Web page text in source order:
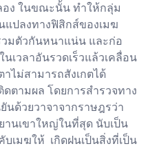
อง ในขณะนั้น ทำให้กลุ่ม
แปลงทางฟิสิกส์ของเมฆ
วมตัวกันหนาแน่น และก่อ
เวลาอันรวดเร็วแล้วเคลื่อน
ไม่สามารถสังเกตได้
ดตามผล โดยการสำรวจทาง
ด้วยวาจาจากราษฎรว่า
นเขาใหญ่ในที่สุด นับเป็น
เมฆให้ เกิดฝนเป็นสิ่งที่เป็น